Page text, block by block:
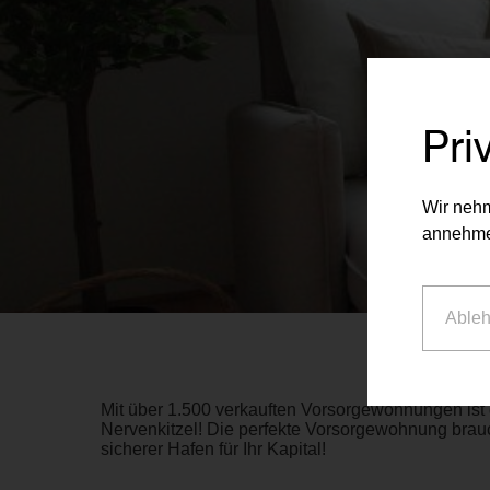
Mit über 1.500 verkauften Vorsorgewohnungen
Nervenkitzel! Die perfekte Vorsorgewohnung
sicherer Hafen für Ihr Kapital!
Wir